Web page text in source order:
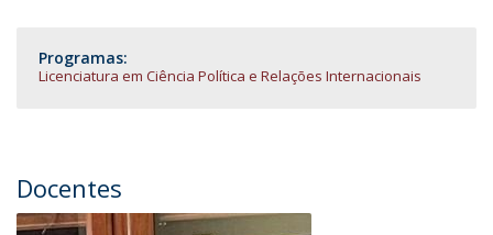
Programas:
Licenciatura em Ciência Política e Relações Internacionais
Docentes